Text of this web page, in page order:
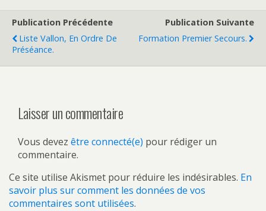
Publication Précédente
Liste Vallon, En Ordre De
Préséance.
Publication Suivante
Formation Premier Secours.
Laisser un commentaire
Vous devez être connecté(e) pour rédiger un
commentaire.
Ce site utilise Akismet pour réduire les indésirables. En
savoir plus sur comment les données de vos
commentaires sont utilisées.